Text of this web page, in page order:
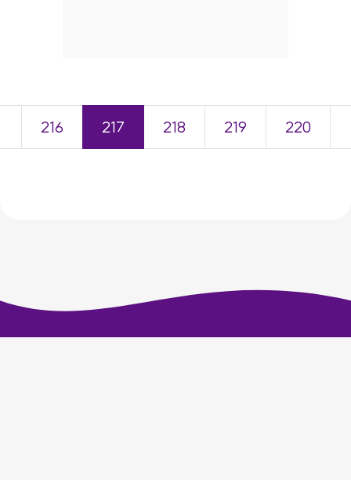
216 217 218 219 220